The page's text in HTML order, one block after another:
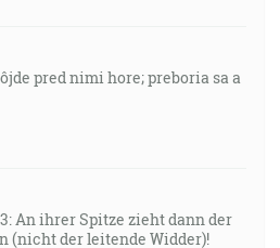
pred nimi hore; preboria sa a
An ihrer Spitze zieht dann der
(nicht der leitende Widder)!